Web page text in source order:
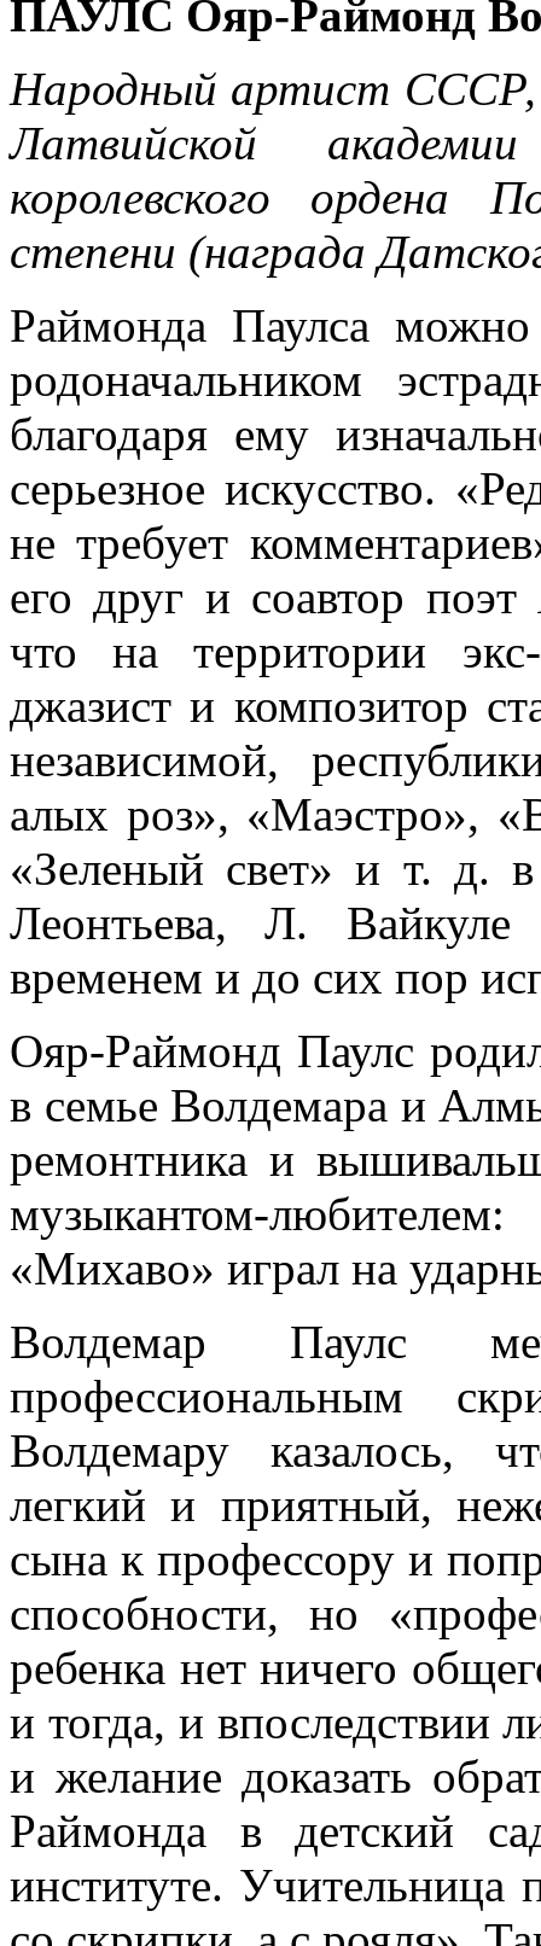
ПАУЛС Ояр-Раймонд
Народный артист СССР,
Латвийской
королевского ордена
степени (награда
Раймонда Паулса можно
родоначальником
благодаря ему
серьезное искусство.
не требует
его друг и соавтор
что на территории
джазист и композитор
независимой,
алых pоз», «Маэстpо»,
«Зеленый свет» и т. д.
Леонтьева, Л.
вpеменем и до сих поp
Ояр-Раймонд Паулс
в семье Волдемара и
ремонтника и
музыкантом-
«Михаво» играл на
Волдемар Паулс
профессиональным
Волдемару казалось,
легкий и приятный,
сына к профессору и
способности, но
ребенка нет ничего
и тогда, и впоследствии
и желание доказать
Раймонда в детский
институте.